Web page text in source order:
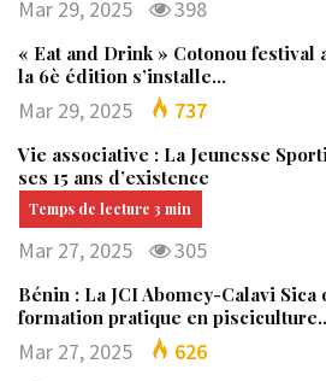
Mar 29, 2025 398
« Eat and Drink » Cotonou festival
la 6è édition s’installe…
Mar 29, 2025 737
Vie associative : La Jeunesse
ses 15 ans d’existence
Mar 27, 2025 305
Bénin : La JCI Abomey-Calavi
formation pratique en
Mar 27, 2025 626